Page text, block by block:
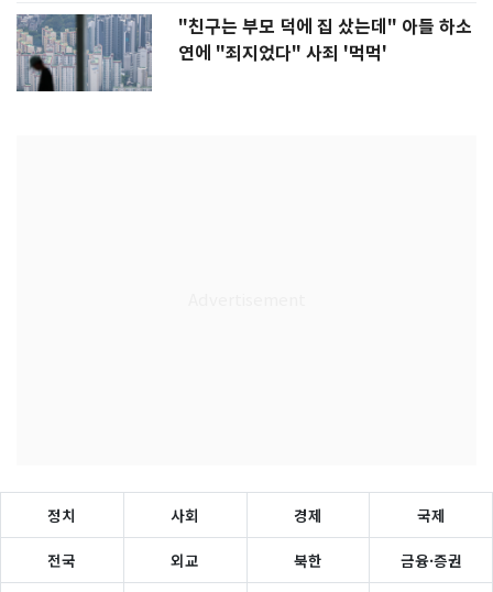
"친구는 부모 덕에 집 샀는데" 아들 하소
연에 "죄지었다" 사죄 '먹먹'
정치 사회 경제 국제
전국 외교 북한 금융·증권